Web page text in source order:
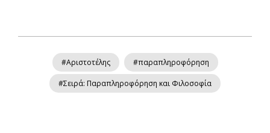
#Αριστοτέλης #παραπληροφόρηση
#Σειρά: Παραπληροφόρηση και Φιλοσοφία